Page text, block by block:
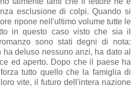
esclusione di colpi. Quando si
ripone nell'ultimo volume tutte le
in questo caso visto che sia il
sono stati degni di nota:
ha deluso nessuno anzi, ha dato al
ed aperto. Dopo che il paese ha
tutto quello che la famiglia di
vite, il futuro dell'intera nazione